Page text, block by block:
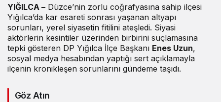
YIĞILCA – Düzce’nin zorlu coğrafyasına sahip ilçesi
Yığılca’da kar esareti sonrası yaşanan altyapı
sorunları, yerel siyasetin fitilini ateşledi. Siyasi
aktörlerin kesintiler üzerinden birbirini suçlamasına
tepki gösteren DP Yığılca İlçe Başkanı Enes Uzun,
sosyal medya hesabından yaptığı sert açıklamayla
ilçenin kronikleşen sorunlarını gündeme taşıdı.
Göz Atın